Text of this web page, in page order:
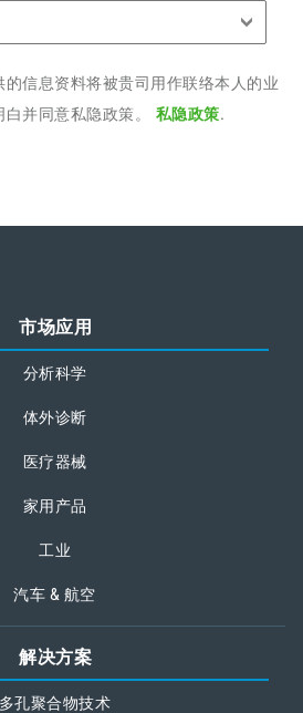
信息资料将被贵司用作联络本人的业
并同意私隐政策。
私隐政策.
市场应用
分析科学
体外诊断
医疗器械
家用产品
工业
汽车 & 航空
解决方案
多孔聚合物技术